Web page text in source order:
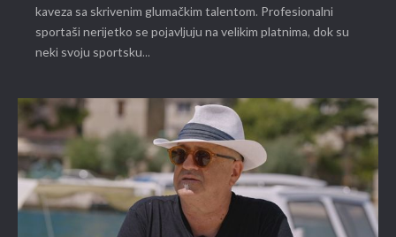
kaveza sa skrivenim glumačkim talentom. Profesionalni
sportaši nerijetko se pojavljuju na velikim platnima, dok su
neki svoju sportsku...